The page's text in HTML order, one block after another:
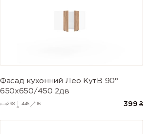
Фасад кухонний Лео КутВ 90°
650х650/450 2дв
298 446 16 399 ₴